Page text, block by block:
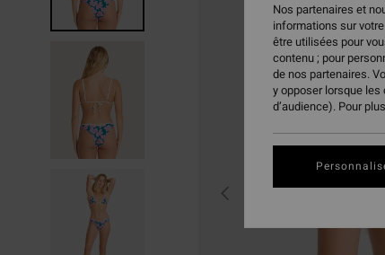
Nos partenaires et
informations sur
être utilisées pour
contenu ; pour
de nos partenaires.
y opposer lorsque
d’audience). Pour